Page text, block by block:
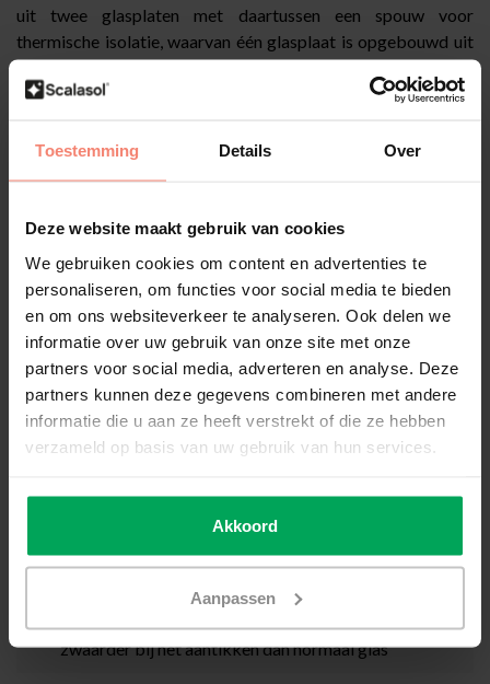
Toestemming Details Over
Deze website maakt gebruik van cookies
We gebruiken cookies om content en advertenties te
personaliseren, om functies voor social media te bieden
en om ons websiteverkeer te analyseren. Ook delen we
informatie over uw gebruik van onze site met onze
partners voor social media, adverteren en analyse. Deze
partners kunnen deze gegevens combineren met andere
informatie die u aan ze heeft verstrekt of die ze hebben
verzameld op basis van uw gebruik van hun services.
Akkoord
Aanpassen
uit twee glasplaten met daartussen een spouw voor
thermische isolatie, waarvan één glasplaat is opgebouwd uit
meerdere lagen met een sterke tussenfolie. Bij breuk blijft
het gelaagde deel grotendeels op zijn plek, waardoor de kans
op plekken waar zowel isolatie als veiligheid belangrijk zijn,
(interieur), buitenzijde (exterieur) of aan beide zijden worden
Stapid glas herkennen
of uit meerdere lagen bestaat
iets vervormd lijken bij bepaalde lichtinval
Door de gelaagde opbouw klinkt het glas doffer en
zwaarder bij het aantikken dan normaal glas